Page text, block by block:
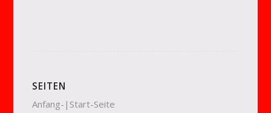
SEITEN
Anfang-|Start-Seite